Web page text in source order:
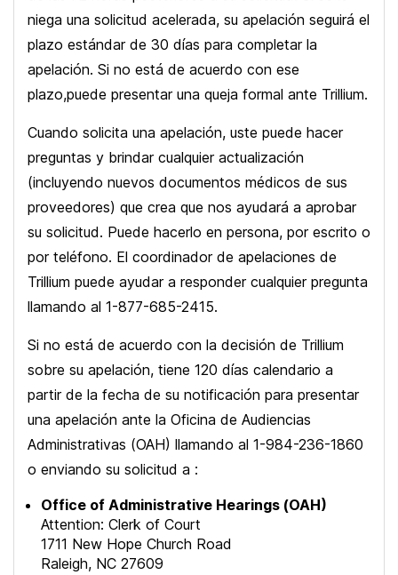
niega una solicitud acelerada, su apelación seguirá el
plazo estándar de 30 días para completar la
apelación. Si no está de acuerdo con ese
plazo,puede presentar una queja formal ante Trillium.
Cuando solicita una apelación, uste puede hacer
preguntas y brindar cualquier actualización
(incluyendo nuevos documentos médicos de sus
proveedores) que crea que nos ayudará a aprobar
su solicitud. Puede hacerlo en persona, por escrito o
por teléfono. El coordinador de apelaciones de
Trillium puede ayudar a responder cualquier pregunta
llamando al 1-877-685-2415.
Si no está de acuerdo con la decisión de Trillium
sobre su apelación, tiene 120 días calendario a
partir de la fecha de su notificación para presentar
una apelación ante la Oficina de Audiencias
Administrativas (OAH) llamando al 1-984-236-1860
o enviando su solicitud a :
Office of Administrative Hearings (OAH)
Attention: Clerk of Court
1711 New Hope Church Road
Raleigh, NC 27609